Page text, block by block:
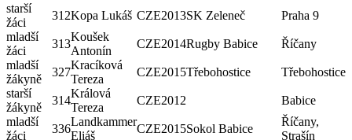
starší
žáci
312Kopa Lukáš CZE2013SK Zeleneč
Praha 9
mladší
žáci
313
Koušek
Antonín
CZE2014Rugby Babice
Říčany
mladší
žákyně
327
Kracíková
Tereza
CZE2015Třebohostice
Třebohostice
starší
žákyně
314
Králová
Tereza
CZE2012
Babice
mladší
žáci
336
Landkammer
Eliáš
CZE2015Sokol Babice
Říčany,
Strašín